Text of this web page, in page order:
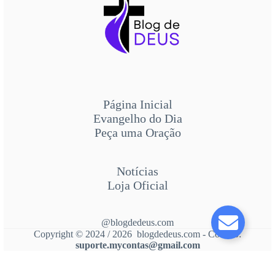
Página Inicial
Evangelho do Dia
Peça uma Oração
Notícias
Loja Oficial
@blogdedeus.com
Copyright © 2024 / 2026 blogdedeus.com - Contato:
suporte.mycontas@gmail.com